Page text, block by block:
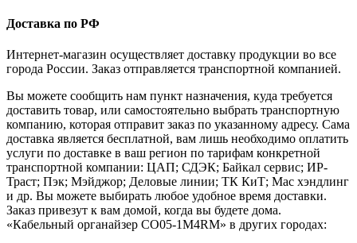
Доставка по РФ
Интернет-магазин осуществляет доставку продукции во все
города России. Заказ отправляется транспортной компанией.
Вы можете сообщить нам пункт назначения, куда требуется
доставить товар, или самостоятельно выбрать транспортную
компанию, которая отправит заказ по указанному адресу. Сама
доставка является бесплатной, вам лишь необходимо оплатить
услуги по доставке в ваш регион по тарифам конкретной
транспортной компании: ЦАП; СДЭК; Байкал сервис; ИР-
Траст; Пэк; Мэйджор; Деловые линии; ТК КиТ; Мас хэндлинг
и др. Вы можете выбирать любое удобное время доставки.
Заказ привезут к вам домой, когда вы будете дома.
«Кабельный органайзер CO05-1M4RM» в других городах: